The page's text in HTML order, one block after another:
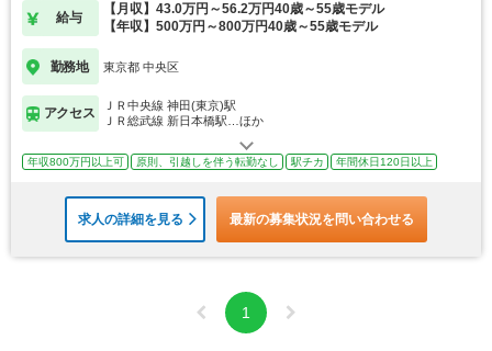
給与
【月収】43.0万円～56.2万円40歳～55歳モデル
【年収】500万円～800万円40歳～55歳モデル
勤務地 東京都 中央区
アクセス
ＪＲ中央線 神田(東京)駅
ＪＲ総武線 新日本橋駅…ほか
年収800万円以上可 原則、引越しを伴う転勤なし 駅チカ 年間休日120日以上
求人の詳細を見る 最新の募集状況を問い合わせる
1